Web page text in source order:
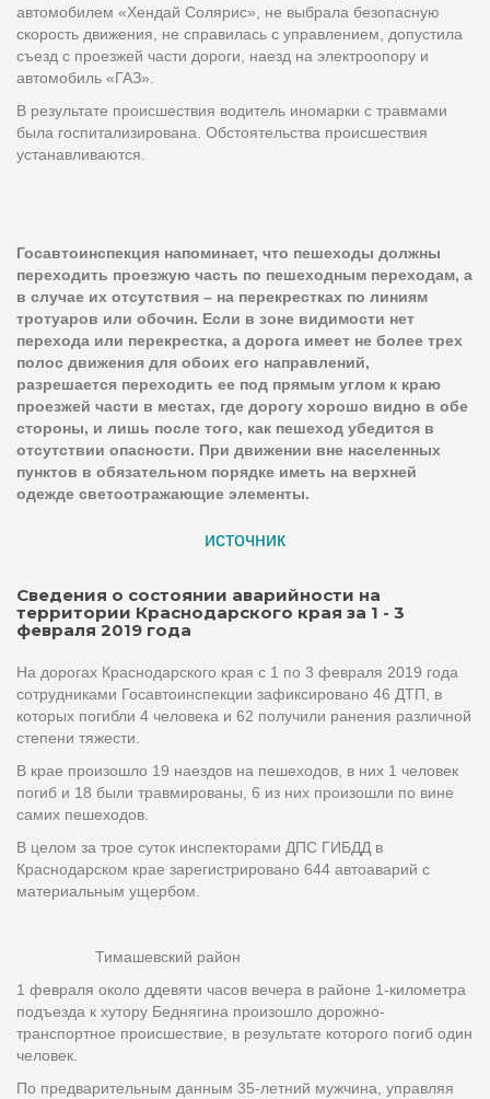
автомобилем «Хендай Солярис», не выбрала безопасную
скорость движения, не справилась с управлением, допустила
съезд с проезжей части дороги, наезд на электроопору и
автомобиль «ГАЗ».
В результате происшествия водитель иномарки с травмами
была госпитализирована. Обстоятельства происшествия
устанавливаются.
Госавтоинспекция напоминает, что пешеходы должны
переходить проезжую часть по пешеходным переходам, а
в случае их отсутствия – на перекрестках по линиям
тротуаров или обочин. Если в зоне видимости нет
перехода или перекрестка, а дорога имеет не более трех
полос движения для обоих его направлений,
разрешается переходить ее под прямым углом к краю
проезжей части в местах, где дорогу хорошо видно в обе
стороны, и лишь после того, как пешеход убедится в
отсутствии опасности. При движении вне населенных
пунктов в обязательном порядке иметь на верхней
одежде светоотражающие элементы.
источник
Сведения о состоянии аварийности на
территории Краснодарского края за 1 - 3
февраля 2019 года
На дорогах Краснодарского края с 1 по 3 февраля 2019 года
сотрудниками Госавтоинспекции зафиксировано 46 ДТП, в
которых погибли 4 человека и 62 получили ранения различной
степени тяжести.
В крае произошло 19 наездов на пешеходов, в них 1 человек
погиб и 18 были травмированы, 6 из них произошли по вине
самих пешеходов.
В целом за трое суток инспекторами ДПС ГИБДД в
Краснодарском крае зарегистрировано 644 автоаварий с
материальным ущербом.
Тимашевский район
1 февраля около ддевяти часов вечера в районе 1-километра
подъезда к хутору Беднягина произошло дорожно-
транспортное происшествие, в результате которого погиб один
человек.
По предварительным данным 35-летний мужчина, управляя